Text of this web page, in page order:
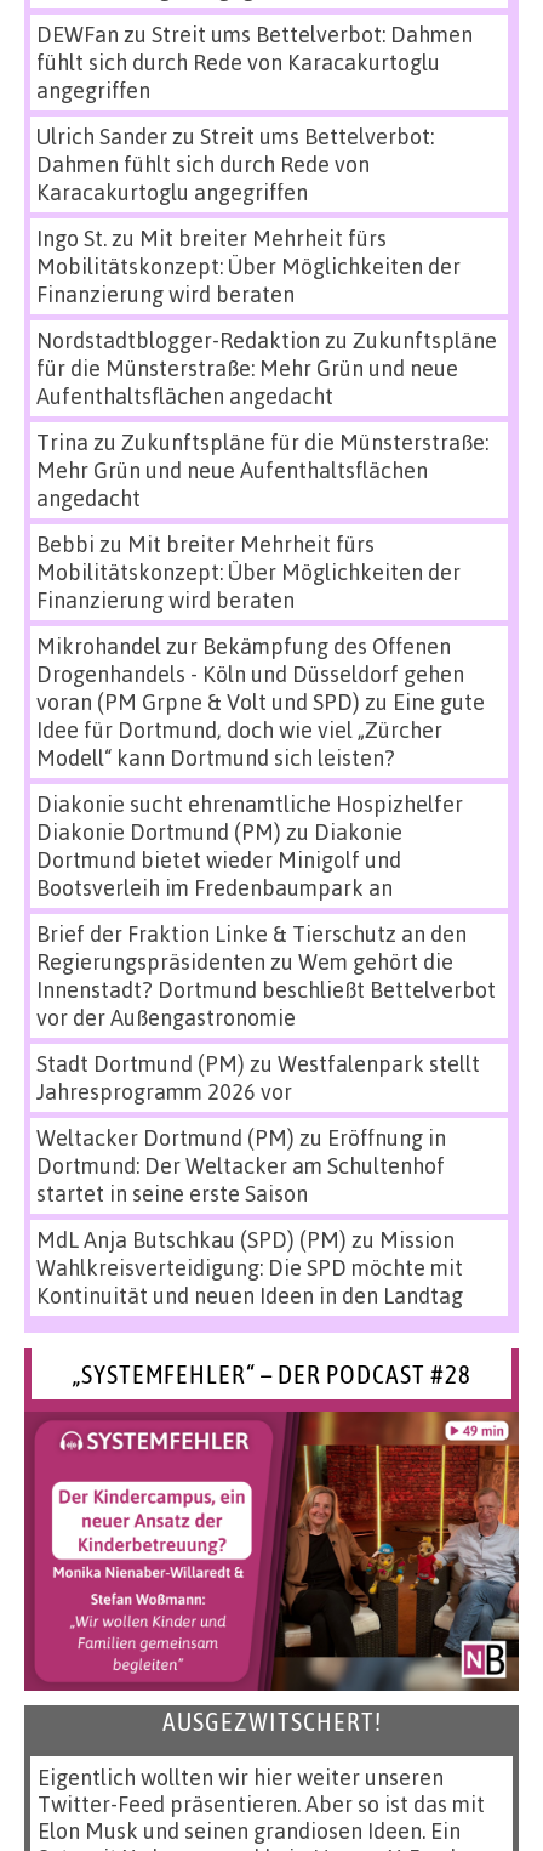
DEWFan zu Streit ums Bettelverbot: Dahmen
fühlt sich durch Rede von Karacakurtoglu
angegriffen
Ulrich Sanderzu Streit ums Bettelverbot:
Dahmen fühlt sich durch Rede von
Karacakurtoglu angegriffen
Ingo St.zu Mit breiter Mehrheit fürs
Mobilitätskonzept: Über Möglichkeiten der
Finanzierung wird beraten
Nordstadtblogger-Redaktion zu Zukunftspläne
für die Münsterstraße: Mehr Grün und neue
Aufenthaltsflächen angedacht
Trina zu Zukunftspläne für die Münsterstraße:
Mehr Grün und neue Aufenthaltsflächen
angedacht
Bebbi zu Mit breiter Mehrheit fürs
Mobilitätskonzept: Über Möglichkeiten der
Finanzierung wird beraten
Mikrohandel zur Bekämpfung des Offenen
Drogenhandels - Köln und Düsseldorf gehen
voran (PM Grpne & Volt und SPD) zu Eine gute
Idee für Dortmund, doch wie viel „Zürcher
Modell“ kann Dortmund sich leisten?
Diakonie sucht ehrenamtliche Hospizhelfer
Diakonie Dortmund (PM) zu Diakonie
Dortmund bietet wieder Minigolf und
Bootsverleih im Fredenbaumpark an
Brief der Fraktion Linke & Tierschutz an den
Regierungspräsidenten zu Wem gehört die
Innenstadt? Dortmund beschließt Bettelverbot
vor der Außengastronomie
Stadt Dortmund (PM) zu Westfalenpark stellt
Jahresprogramm 2026 vor
Weltacker Dortmund (PM) zu Eröffnung in
Dortmund: Der Weltacker am Schultenhof
startet in seine erste Saison
MdL Anja Butschkau (SPD) (PM) zu Mission
Wahlkreisverteidigung: Die SPD möchte mit
Kontinuität und neuen Ideen in den Landtag
„SYSTEMFEHLER“ – DER PODCAST #28
AUSGEZWITSCHERT!
Eigentlich wollten wir hier weiter unseren
Twitter-Feed präsentieren. Aber so ist das mit
Elon Musk und seinen grandiosen Ideen. Ein